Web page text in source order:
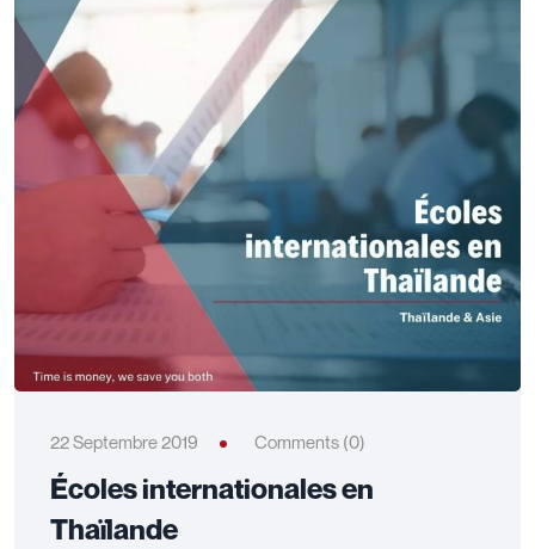
22 Septembre 2019 Comments (0)
Écoles internationales en
Thaïlande